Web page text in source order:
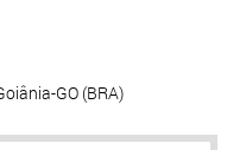
GO (BRA)